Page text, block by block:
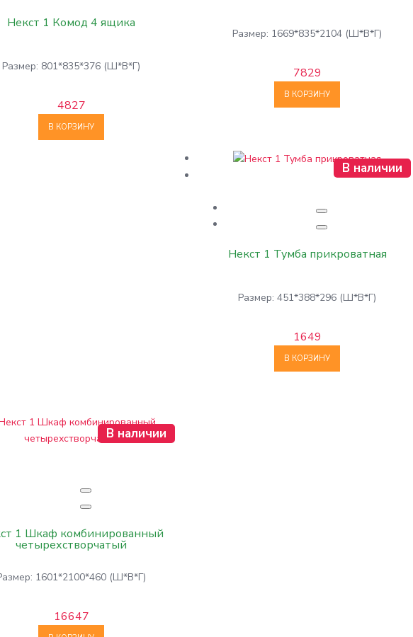
Некст 1 Комод 4 ящика
Размер: 801*835*376 (Ш*В*Г)
4827
В КОРЗИНУ
Размер: 1669*835*2104 (Ш*В*Г)
7829
В КОРЗИНУ
В наличии
Некст 1 Тумба прикроватная
Размер: 451*388*296 (Ш*В*Г)
1649
В КОРЗИНУ
В наличии
1 Шкаф комбинированный
четырехстворчатый
1601*2100*460 (Ш*В*Г)
16647